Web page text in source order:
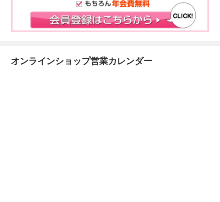
オンラインショップ営業カレンダー